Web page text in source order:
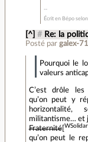
Écrit en Bépo
[^] # Re: la
Posté par galex-
Pourquoi le
valeurs
C’est drôle les
qu’on peut y
horizontalité,
militantisme… et
Fraternité[
qu’on peut le